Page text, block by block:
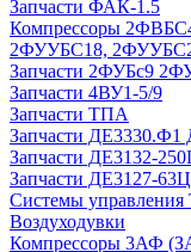
Запчасти ФАК-1.5
Компрессоры
2ФУУБС18,
Запчасти 2ФУБс9
Запчасти 4ВУ1-5/9
Запчасти ТПА
Запчасти ДЕ3330.Ф1
Запчасти ДЕ3132-
Запчасти ДЕ3127-
Системы
Воздуходувки
Компрессоры 3АФ